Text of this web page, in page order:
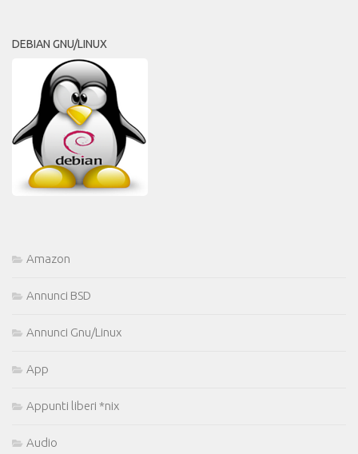
DEBIAN GNU/LINUX
Amazon
Annunci BSD
Annunci Gnu/Linux
App
Appunti liberi *nix
Audio